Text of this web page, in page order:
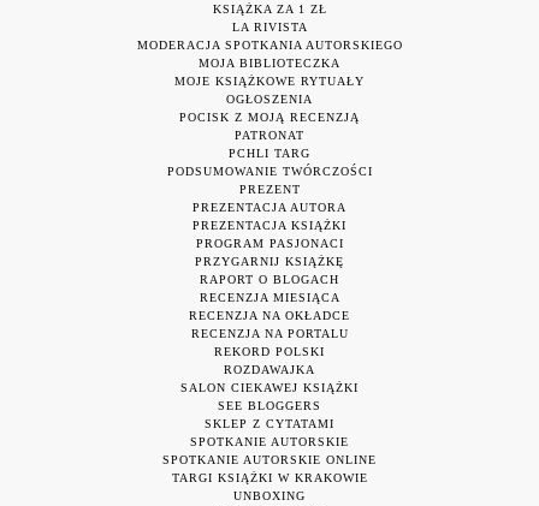
KSIĄŻKA ZA 1 ZŁ
LA RIVISTA
MODERACJA SPOTKANIA AUTORSKIEGO
MOJA BIBLIOTECZKA
MOJE KSIĄŻKOWE RYTUAŁY
OGŁOSZENIA
POCISK Z MOJĄ RECENZJĄ
PATRONAT
PCHLI TARG
PODSUMOWANIE TWÓRCZOŚCI
PREZENT
PREZENTACJA AUTORA
PREZENTACJA KSIĄŻKI
PROGRAM PASJONACI
PRZYGARNIJ KSIĄŻKĘ
RAPORT O BLOGACH
RECENZJA MIESIĄCA
RECENZJA NA OKŁADCE
RECENZJA NA PORTALU
REKORD POLSKI
ROZDAWAJKA
SALON CIEKAWEJ KSIĄŻKI
SEE BLOGGERS
SKLEP Z CYTATAMI
SPOTKANIE AUTORSKIE
SPOTKANIE AUTORSKIE ONLINE
TARGI KSIĄŻKI W KRAKOWIE
UNBOXING